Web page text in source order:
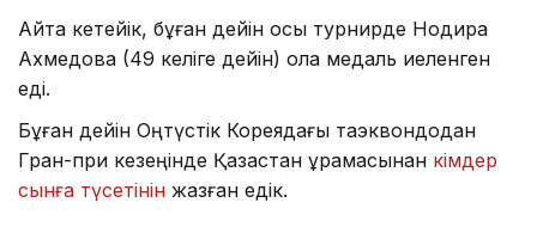
Айта кетейік, бұған дейін осы турнирде Нодира
Ахмедова (49 келіге дейін) қола медаль иеленген
еді.
Бұған дейін Оңтүстік Кореядағы таэквондодан
Гран-при кезеңінде Қазақстан құрамасынан кімдер
сынға түсетінін жазған едік.